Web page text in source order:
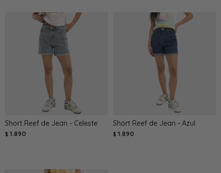
Short Reef de Jean - Celeste
$ 1.890
Short Reef de Jean - Azul
$ 1.890